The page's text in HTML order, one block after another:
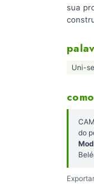
sua
Uni-
do